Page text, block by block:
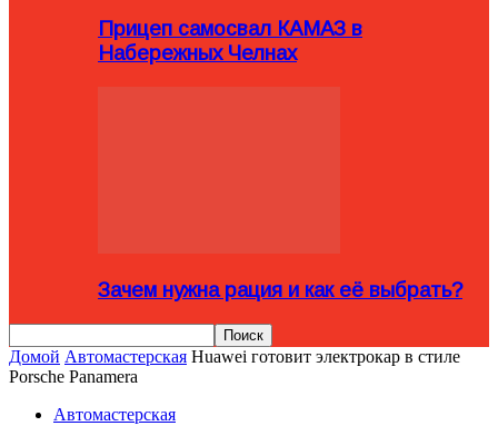
Прицеп самосвал КАМАЗ в
Набережных Челнах
Зачем нужна рация и как её выбрать?
Домой Автомастерская Huawei готовит электрокар в стиле
Porsche Panamera
Автомастерская